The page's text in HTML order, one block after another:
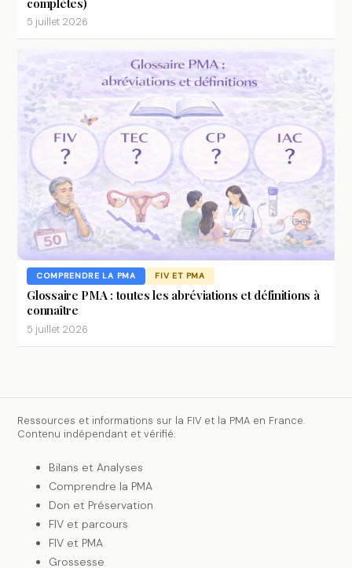
5 juillet 2026
COMPRENDRE LA PMA FIV ET PMA
Glossaire PMA : toutes les abréviations et définitions à
connaître
5 juillet 2026
Ressources et informations sur la FIV et la PMA en France.
Contenu indépendant et vérifié.
Bilans et Analyses
Comprendre la PMA
Don et Préservation
FIV et parcours
FIV et PMA
Grossesse